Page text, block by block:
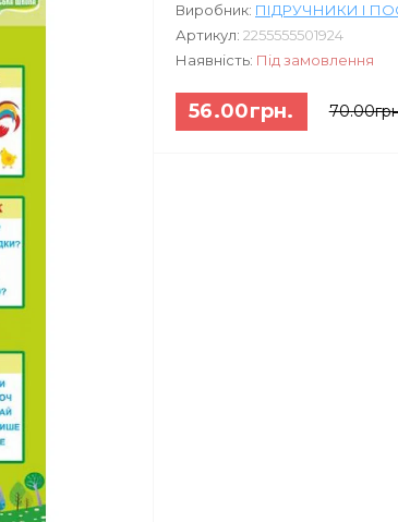
Виробник: ПІДРУЧНИКИ І
Артикул: 2255555501924
Наявність: Під замовлення
56.00грн.